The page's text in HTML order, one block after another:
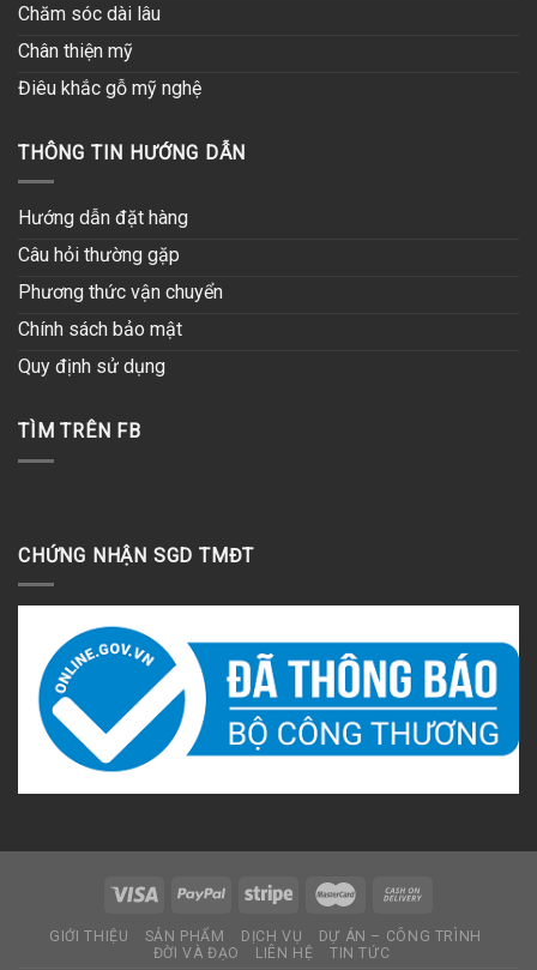
Chăm sóc dài lâu
Chân thiện mỹ
Điêu khắc gỗ mỹ nghệ
THÔNG TIN HƯỚNG DẪN
Hướng dẫn đặt hàng
Câu hỏi thường gặp
Phương thức vận chuyển
Chính sách bảo mật
Quy định sử dụng
TÌM TRÊN FB
CHỨNG NHẬN SGD TMĐT
GIỚI THIỆU SẢN PHẨM DỊCH VỤ
DỰ ÁN – CÔNG TRÌNH
ĐỜI VÀ ĐẠO
LIÊN HỆ TIN TỨC